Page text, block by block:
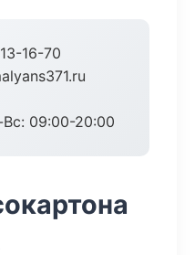
16-70
09:00-20:00